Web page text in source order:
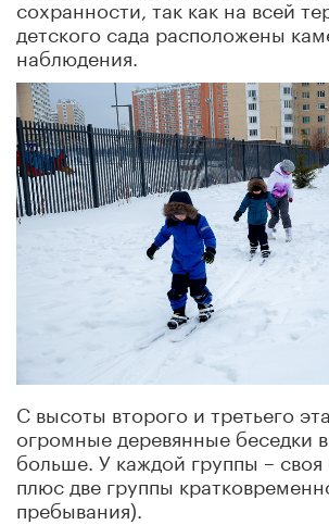
сохранности, так как на всей
детского сада расположены
наблюдения.
С высоты второго и третьего
огромные деревянные беседки
больше. У каждой группы – своя
плюс две группы
пребывания).